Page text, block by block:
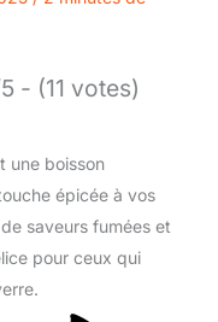
- (11 votes)
une boisson
épicée à vos
saveurs fumées et
pour ceux qui